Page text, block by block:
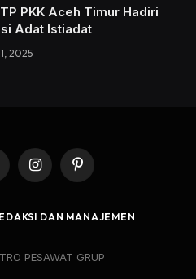
PKK Aceh Timur Hadiri
Adat Istiadat
2025
InstagramPinterest
DAN MANAJEMEN
PESAWAT GRUP